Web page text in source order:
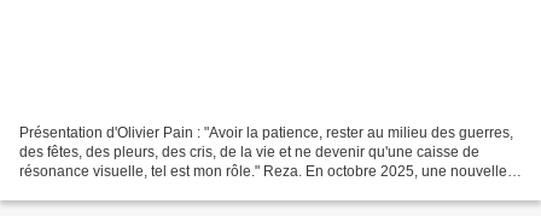
Présentation d'Olivier Pain : "Avoir la patience, rester au milieu des guerres,
des fêtes, des pleurs, des cris, de la vie et ne devenir qu'une caisse de
résonance visuelle, tel est mon rôle." Reza. En octobre 2025, une nouvelle